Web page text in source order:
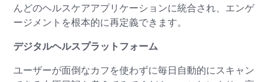
んどのヘルスケアアプリケーションに統合され、エンゲ
ージメントを根本的に再定義できます。
デジタルヘルスプラットフォーム
ユーザーが面倒なカフを使わずに毎日自動的にスキャン